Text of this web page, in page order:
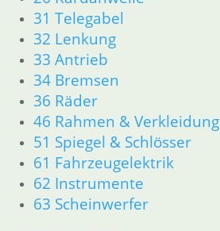
31 Telegabel
32 Lenkung
33 Antrieb
34 Bremsen
36 Räder
46 Rahmen & Verkleidung
51 Spiegel & Schlösser
61 Fahrzeugelektrik
62 Instrumente
63 Scheinwerfer
Klemmfeder
3,75€
Artikelnummer: 1338242
inkl. MwSt.
zzgl. Versandkosten
In den Warenkorb
Schiebernadel
7,90€